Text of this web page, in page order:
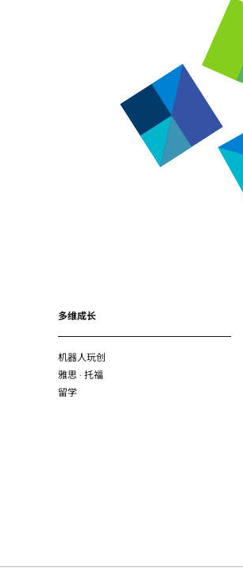
多维成长
机器人玩创
雅思 · 托福
留学